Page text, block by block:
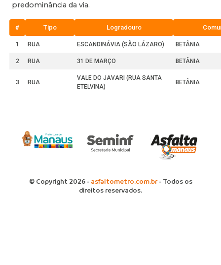
predominância da via.
# Tipo Logradouro
1 RUA ESCANDINÁVIA (SÃO LÁZARO) BETÂNIA
2 RUA 31 DE MARÇO BETÂNIA
3 RUA
VALE DO JAVARI (RUA SANTA
ETELVINA)
BETÂNIA
© Copyright 2026 - asfaltometro.com.br- Todos os
direitos reservados.